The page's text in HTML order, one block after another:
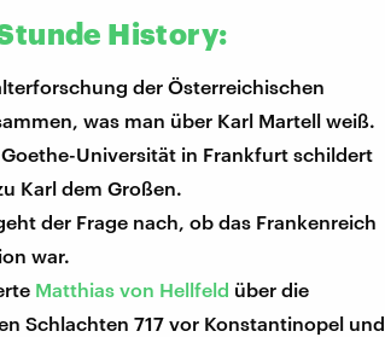
History:
der Österreichischen
was man über Karl Martell weiß.
Universität in Frankfurt schildert
Karl dem Großen.
der Frage nach, ob das Frankenreich
war.
Matthias von Hellfeld über die
Schlachten 717 vor Konstantinopel und